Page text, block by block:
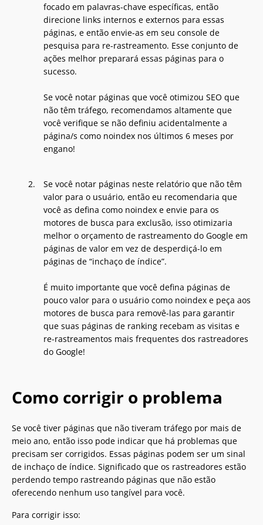
focado em palavras-chave específicas, então
direcione links internos e externos para essas
páginas, e então envie-as em seu console de
pesquisa para re-rastreamento. Esse conjunto de
ações melhor preparará essas páginas para o
sucesso.
Se você notar páginas que você otimizou SEO que
não têm tráfego, recomendamos altamente que
você verifique se não definiu acidentalmente a
página/s como noindex nos últimos 6 meses por
engano!
Se você notar páginas neste relatório que não têm
valor para o usuário, então eu recomendaria que
você as defina como noindex e envie para os
motores de busca para exclusão, isso otimizaria
melhor o orçamento de rastreamento do Google em
páginas de valor em vez de desperdiçá-lo em
páginas de “inchaço de índice”.
É muito importante que você defina páginas de
pouco valor para o usuário como noindex e peça aos
motores de busca para removê-las para garantir
que suas páginas de ranking recebam as visitas e
re-rastreamentos mais frequentes dos rastreadores
do Google!
Como corrigir o problema
Se você tiver páginas que não tiveram tráfego por mais de
meio ano, então isso pode indicar que há problemas que
precisam ser corrigidos. Essas páginas podem ser um sinal
de inchaço de índice. Significado que os rastreadores estão
perdendo tempo rastreando páginas que não estão
oferecendo nenhum uso tangível para você.
Para corrigir isso: